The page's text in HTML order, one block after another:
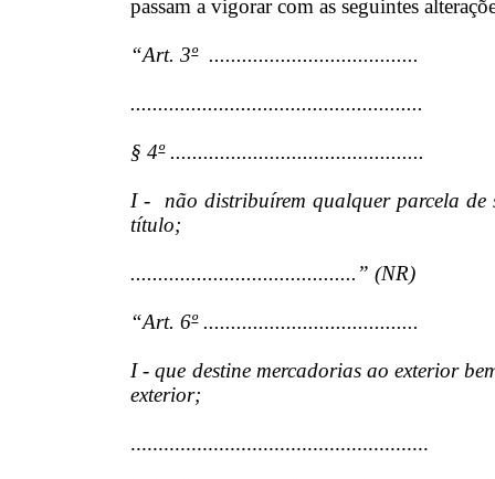
passam a vigorar com as seguintes
“Art. 3º......................................
.....................................................
§ 4º..............................................
I - não distribuírem qualquer parcela de
título;
.........................................” (NR)
“Art. 6º.......................................
I - que destine mercadorias ao exterior
exterior;
......................................................